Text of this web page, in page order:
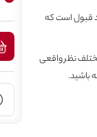
قبول است که
نظر واقعی
باشید.